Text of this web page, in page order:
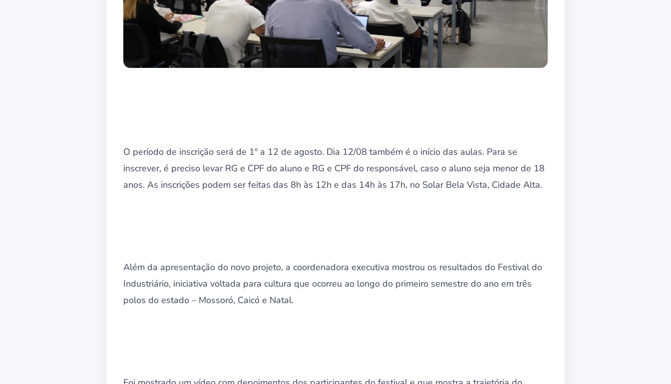
O período de inscrição será de 1º a 12 de agosto. Dia 12/08 também é o início das aulas. Para se
inscrever, é preciso levar RG e CPF do aluno e RG e CPF do responsável, caso o aluno seja menor de 18
anos. As inscrições podem ser feitas das 8h às 12h e das 14h às 17h, no Solar Bela Vista, Cidade Alta.
Além da apresentação do novo projeto, a coordenadora executiva mostrou os resultados do Festival do
Industriário, iniciativa voltada para cultura que ocorreu ao longo do primeiro semestre do ano em três
polos do estado – Mossoró, Caicó e Natal.